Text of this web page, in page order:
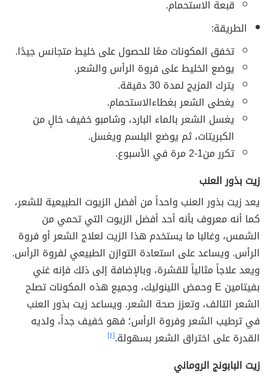
قبعة الاستحمام.
الطريقة:
تخفق المكونات معًا للحصول على خليط متجانس جيدًا.
يوضع الخليط على فروة الرأس والشعر.
يترك المزيج لمدة 30 دقيقة.
يغطى الشعر بغطاءالاستحمام.
يغسل الشعر بالماء البارد، وشامبو خفيف خالٍ من
الكبريتات، ثم يوضع البلسم ويغسل.
تكرر من1-2 مرة في الأسبوع.
زيت بذور العنب
يعد زيت بذور العنب واحداً من أفضل الزيوت الطبيعية للشعر،
كما أنه معروف بأنه أحد أفضل الزيوت التي تحمي من
الشمس، وغالبا ما يستخدم هذا الزيت لعلاج الشعر أو فروة
الرأس. ويساعد على استعادة التوازن الطبيعي لفروة الرأس.
ويعد علاجاً مثالياً للقشرة، وبالإضافة إلى ذلك فإنه غني
بفيتامين E وحمض اللينوليك، وجميع هذه المكونات تصلح
الشعر التالف، وتعزز صحة الشعر. ويساعد زيت بذور العنب
في ترطيب الشعر وفروة الرأس؛ فهو خفيف جداً، ولديه
القدرة على اختراق الشعر بسهولة.[٤]
زيت البابونج الروماني